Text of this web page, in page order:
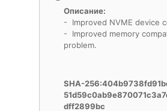
Описание:
- Improved NVME device
- Improved memory
problem.
SHA-
dff2899bc